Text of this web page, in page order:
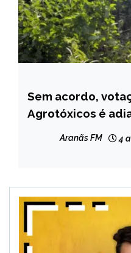
BRASIL
NOTÍCIAS
Sem acordo,
Agrotóxicos é
Aranãs FM 4